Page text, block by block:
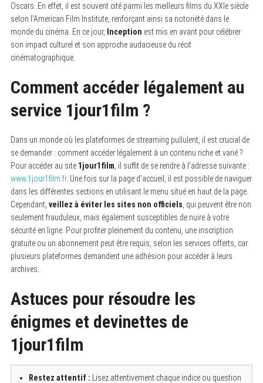
Oscars. En effet, il est souvent cité parmi les meilleurs films du XXIe siècle
selon l’American Film Institute, renforçant ainsi sa notoriété dans le
monde du cinéma. En ce jour,
Inception est mis en avant pour célébrer
son impact culturel et son approche audacieuse du récit
cinématographique.
Comment accéder légalement au
service 1jour1film ?
Dans un monde où les plateformes de streaming pullulent, il est crucial de
se demander : comment accéder légalement à un contenu riche et varié ?
Pour accéder au site 1jour1film , il suffit de se rendre à l’adresse suivante :
www.1jour1film.fr. Une fois sur la page d’accueil, il est possible de naviguer
dans les différentes sections en utilisant le menu situé en haut de la page.
Cependant, veillez à éviter les sites non officiels , qui peuvent être non
seulement frauduleux, mais également susceptibles de nuire à votre
sécurité en ligne. Pour profiter pleinement du contenu, une inscription
gratuite ou un abonnement peut être requis, selon les services offerts, car
plusieurs plateformes demandent une adhésion pour accéder à leurs
archives.
Astuces pour résoudre les
énigmes et devinettes de
1jour1film
Restez attentif : Lisez attentivement chaque indice ou question